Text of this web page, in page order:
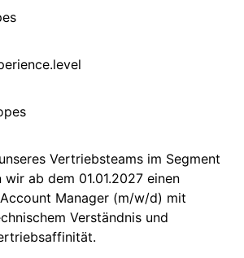
Vertriebsteams im Segment
ab dem 01.01.2027 einen
Manager (m/w/d) mit
Verständnis und